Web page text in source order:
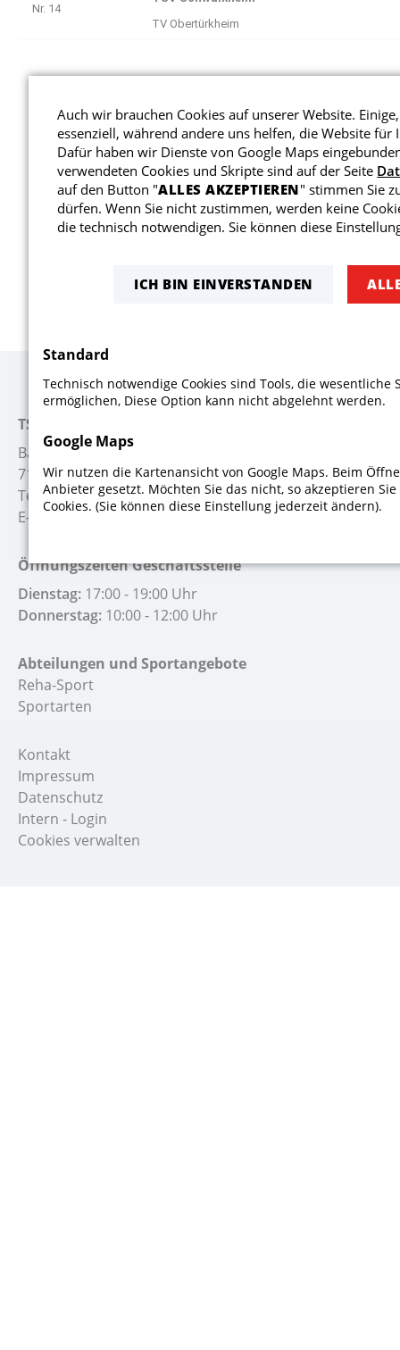
TSV Schwaikheim
Badstr. 26
71409 Schwaikheim
Telefon:+49 7195 52722
E-Mail:info@tsv-schwaikheim.de
Öffnungszeiten Geschäftsstelle
Dienstag: 17:00 - 19:00 Uhr
Donnerstag: 10:00 - 12:00 Uhr
Abteilungen und Sportangebote
Reha-Sport
Sportarten
Kontakt
Impressum
Datenschutz
Intern - Login
Cookies verwalten
Auch wir brauchen Cookies auf unserer Website.
essenziell, während andere uns helfen, die Website für
Dafür haben wir Dienste von Google Maps
verwendeten Cookies und Skripte sind auf der Seite
auf den Button "ALLES AKZEPTIEREN" stimmen Sie
dürfen. Wenn Sie nicht zustimmen, werden keine
die technisch notwendigen. Sie können diese
ICH BIN EINVERSTANDEN
Standard
Technisch notwendige Cookies sind Tools, die wesentliche
ermöglichen, Diese Option kann nicht abgelehnt werden.
Google Maps
Wir nutzen die Kartenansicht von Google Maps. Beim
Anbieter gesetzt. Möchten Sie das nicht, so akzeptieren
Cookies. (Sie können diese Einstellung jederzeit ändern).